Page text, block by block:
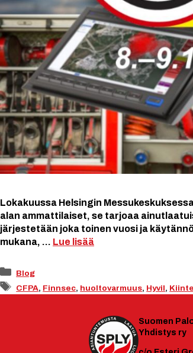
Lokakuussa Helsingin
alan ammattilaiset, se tarjoaa
järjestetään joka toinen vuosi ja
mukana, … Lue lisää
Kategoriat
Blog
Avainsanat
CFPA, Finnsec, huoltovarmuus, Hyvil,
Suomen
Yhdistys ry